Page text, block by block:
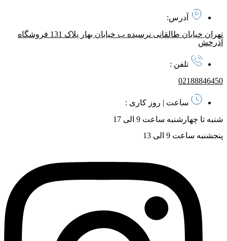
آدرس:
تهران خیابان طالقانی نرسیده ب خیابان بهار پلاک 131 فروشگاه
آذرخش
تلفن :
02188846450
ساعت | روز کاری :
شنبه تا چهارشنبه ساعت 9 الی 17
پنجشنبه ساعت 9 الی 13